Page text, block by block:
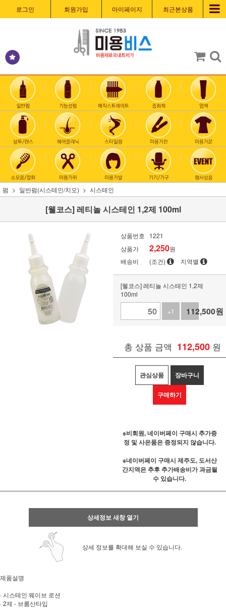
로그인 회원가입 마이페이지 최근본상품
펌 일반펌(시스테인/치오) 시스테인
[웰코스] 레티놀 시스테인 1,2제 100ml
상품번호
1221
상품가
2,250원
배송비
(조건) 지역별
[웰코스] 레티놀 시스테인 1,2제
100ml
+1
-1
112,500원
총 상품 금액 112,500 원
관심상품 장바구니
구매하기
※비회원, 네이버페이 구매시 추가증
정 및 사은품은 증정되지 않습니다.
※네이버페이 구매시 제주도, 도서산
간지역은 추후 추가배송비가 과금될
수 있습니다.
상세정보 새창 열기
상세 정보를 확대해 보실 수 있습니다.
제품설명
· 시스테인 웨이브 로션
· 2제 - 브롬산타입